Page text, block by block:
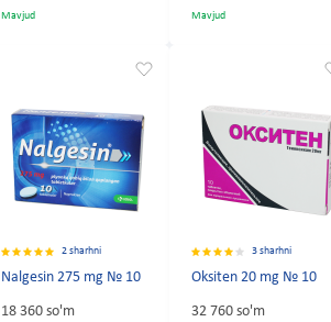
Mavjud Mavjud
2 sharhni
Nalgesin 275 mg № 10
18 360 so'm
3 sharhni
Oksiten 20 mg № 10
32 760 so'm